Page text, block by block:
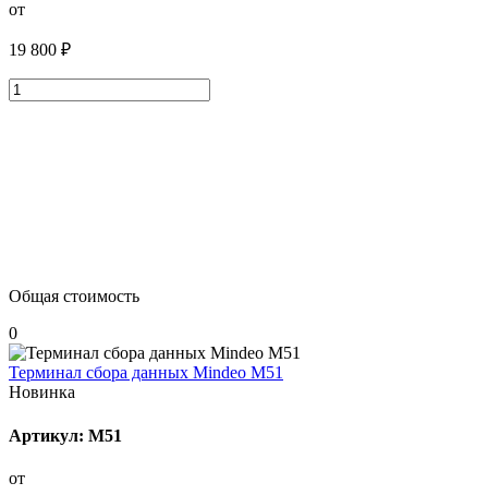
от
19 800 ₽
Общая стоимость
0
Терминал сбора данных Mindeo M51
Новинка
Артикул: M51
от